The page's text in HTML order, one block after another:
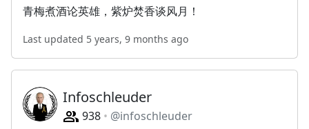
青梅煮酒论英雄，紫炉焚香谈风月！
Last updated 5 years, 9 months ago
Infoschleuder ️
938 @infoschleuder